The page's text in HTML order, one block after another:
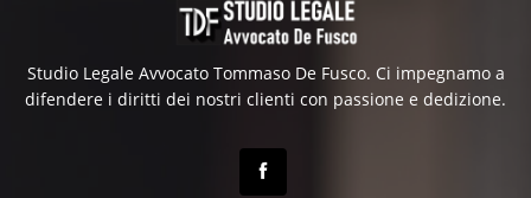
Studio Legale Avvocato Tommaso De Fusco. Ci impegnamo a
difendere i diritti dei nostri clienti con passione e dedizione.